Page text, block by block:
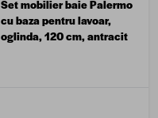
Set mobilier baie Palermo
cu baza pentru lavoar,
oglinda, 120 cm, antracit